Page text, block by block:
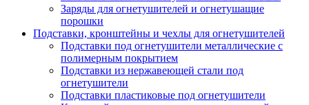
Заряды для огнетушителей и огнетушащие
порошки
Подставки, кронштейны и чехлы для огнетушителей
Подставки под огнетушители металлические с
полимерным покрытием
Подставки из нержавеющей стали под
огнетушители
Подставки пластиковые под огнетушители